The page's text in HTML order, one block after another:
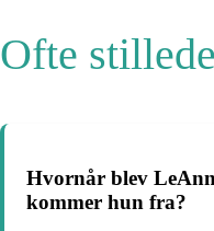
Ofte
Hvornår blev
kommer hun fra?